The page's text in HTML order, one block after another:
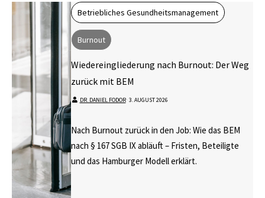
Betriebliches Gesundheitsmanagement
Burnout
Wiedereingliederung nach Burnout: Der Weg
zurück mit BEM
DR. DANIEL FODOR⋅ 3. AUGUST 2026
Nach Burnout zurück in den Job: Wie das BEM
nach § 167 SGB IX abläuft – Fristen, Beteiligte
und das Hamburger Modell erklärt.